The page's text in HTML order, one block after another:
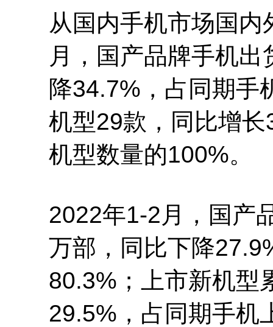
从国内手机市场国
月，国产品牌手机
降34.7%，占同期手
机型29款，同比增
机型数量的100%。
2022年1-2月，国产
万部，同比下降
80.3%；上市新机型
29.5%，占同期手机